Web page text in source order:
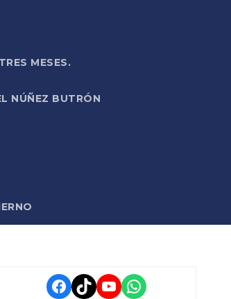
MESES.
NÚÑEZ BUTRÓN
Facebook
TikTokYouTube
WhatsApp